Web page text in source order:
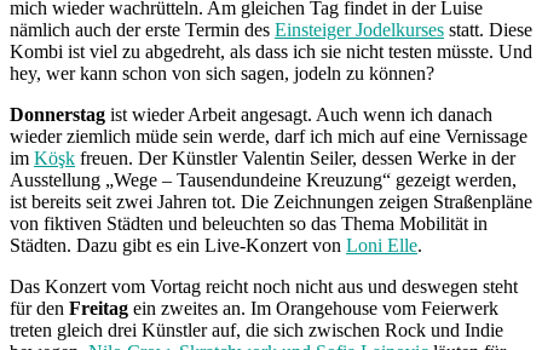
mich wieder wachrütteln. Am gleichen Tag findet in der Luise
nämlich auch der erste Termin des Einsteiger Jodelkurses statt. Diese
Kombi ist viel zu abgedreht, als dass ich sie nicht testen müsste. Und
hey, wer kann schon von sich sagen, jodeln zu können?
Donnerstag ist wieder Arbeit angesagt. Auch wenn ich danach
wieder ziemlich müde sein werde, darf ich mich auf eine Vernissage
im Köşk freuen. Der Künstler Valentin Seiler, dessen Werke in der
Ausstellung „Wege – Tausendundeine Kreuzung“ gezeigt werden,
ist bereits seit zwei Jahren tot. Die Zeichnungen zeigen Straßenpläne
von fiktiven Städten und beleuchten so das Thema Mobilität in
Städten. Dazu gibt es ein Live-Konzert von Loni Elle.
Das Konzert vom Vortag reicht noch nicht aus und deswegen steht
für den Freitag ein zweites an. Im Orangehouse vom Feierwerk
treten gleich drei Künstler auf, die sich zwischen Rock und Indie